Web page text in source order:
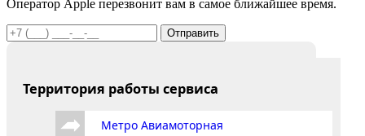
Оператор Apple перезвонит вам в самое ближайшее время.
Отправить
Территория работы сервиса
Метро Авиамоторная